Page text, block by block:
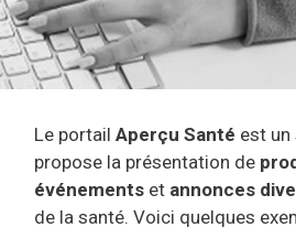
Le portailAperçu Santé est un
propose la présentation de
événements et annonces
de la santé. Voici quelques